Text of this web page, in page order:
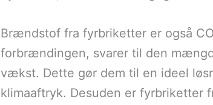
Brændstof fra fyrbriketter er også
forbrændingen, svarer til den
vækst. Dette gør dem til en ideel
klimaaftryk. Desuden er fyrbriketter